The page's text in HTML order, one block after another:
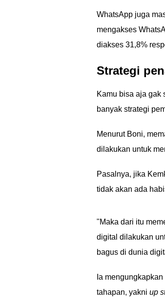
WhatsApp juga
mengakses
diakses 31,8%
Strategi
Kamu bisa aja gak
banyak strategi
Menurut Boni,
dilakukan untuk
Pasalnya, jika
tidak akan ada
"Maka dari itu
digital dilakukan
bagus di dunia
Ia
tahapan, yakni up